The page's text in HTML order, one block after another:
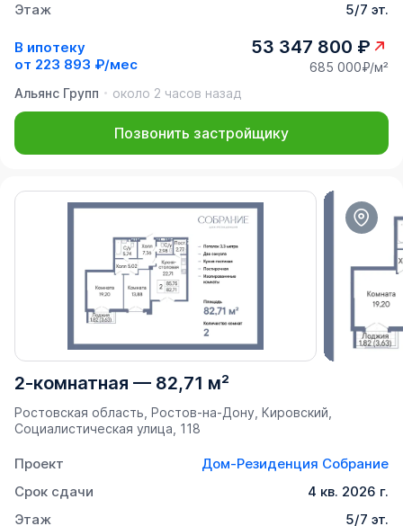
Этаж
5/7 эт.
В ипотеку
от 223 893 ₽/мес
53 347 800 ₽
685 000₽/м²
Альянс Групп
около 2 часов назад
Позвонить застройщику
2-комнатная — 82,71 м²
Ростовская область, Ростов-на-Дону, Кировский,
Социалистическая улица, 118
Проект
Дом-Резиденция Собрание
Срок сдачи
4 кв. 2026 г.
Этаж
5/7 эт.